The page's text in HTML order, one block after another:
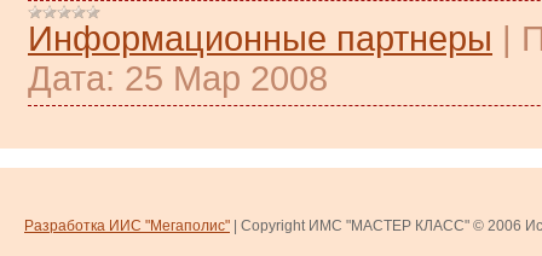
Информационные партнеры |
Дата: 25 Мар 2008
Разработка ИИС "Мегаполис" | Copyright ИМС "МАСТЕР КЛАСС" © 2006